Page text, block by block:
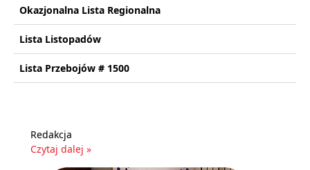
Okazjonalna Lista Regionalna
Lista Listopadów
Lista Przebojów # 1500
Redakcja
Czytaj dalej »